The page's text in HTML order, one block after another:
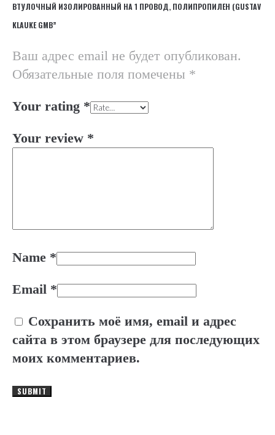
ВТУЛОЧНЫЙ ИЗОЛИРОВАННЫЙ НА 1 ПРОВОД, ПОЛИПРОПИЛЕН (GUSTAV
KLAUKE GMB”
Ваш адрес email не будет опубликован.
Обязательные поля помечены *
Your rating *
Your review *
Name *
Email *
Сохранить моё имя, email и адрес
сайта в этом браузере для последующих
моих комментариев.